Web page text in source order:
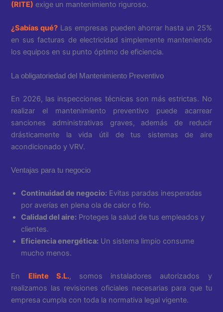
(RITE) exige un mantenimiento riguroso.
¿Sabías qué? Las empresas pueden ahorrar hasta un 25%
en sus facturas de electricidad simplemente manteniendo
los equipos en su punto óptimo de eficiencia.
La obligatoriedad del Mantenimiento Preventivo
En 2026, las inspecciones técnicas son más estrictas. No
realizar el mantenimiento preventivo puede acarrear
sanciones administrativas graves, además de reducir
drásticamente la vida útil de tus sistemas de aire
acondicionado y VRV.
Ventajas para tu negocio
Continuidad de negocio: Evitas paradas inesperadas
por averías en plena ola de calor o frío.
Calidad del aire: Proteges la salud de tus empleados y
clientes.
Eficiencia energética: Un sistema limpio consume
mucho menos.
En Elinte S.L., somos instaladores autorizados y
realizamos las revisiones oficiales necesarias para que tu
empresa cumpla con toda la normativa legal vigente.